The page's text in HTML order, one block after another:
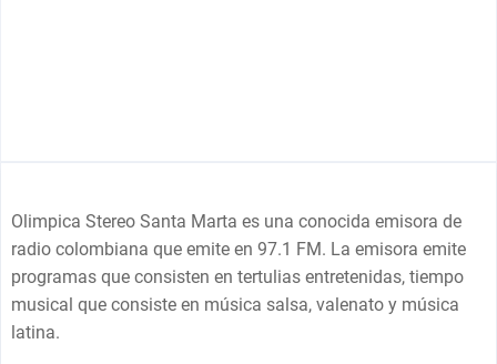
Olimpica Stereo Santa Marta es una conocida emisora de
radio colombiana que emite en 97.1 FM. La emisora emite
programas que consisten en tertulias entretenidas, tiempo
musical que consiste en música salsa, valenato y música
latina.